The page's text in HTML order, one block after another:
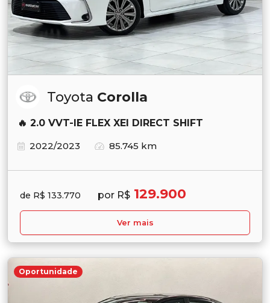
Toyota Corolla
🔥 2.0 VVT-IE FLEX XEI DIRECT SHIFT
2022/2023
85.745 km
de R$ 133.770 por R$ 129.900
Ver mais
Oportunidade